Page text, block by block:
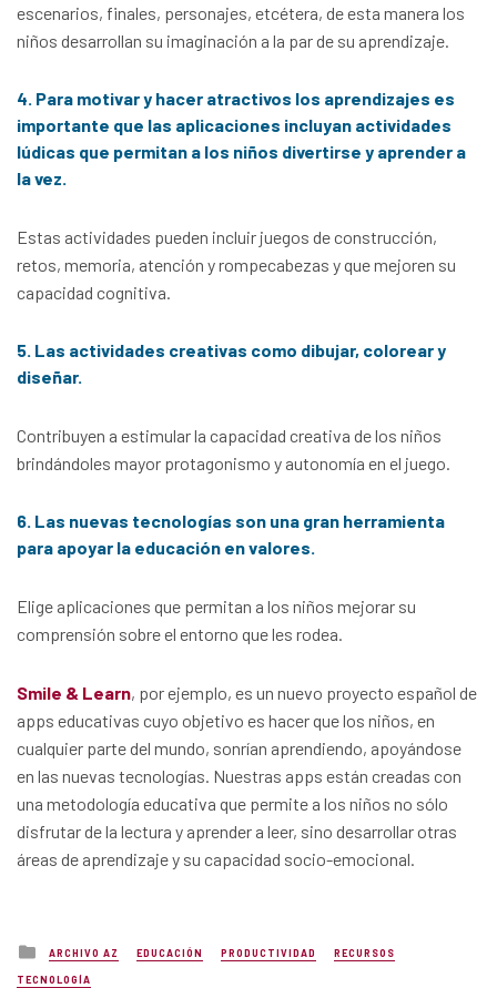
escenarios, finales, personajes, etcétera, de esta manera los
niños desarrollan su imaginación a la par de su aprendizaje.
4. Para motivar y hacer atractivos los aprendizajes es
importante que las aplicaciones incluyan actividades
lúdicas que permitan a los niños divertirse y aprender a
la vez.
Estas actividades pueden incluir juegos de construcción,
retos, memoria, atención y rompecabezas y que mejoren su
capacidad cognitiva.
5. Las actividades creativas como dibujar, colorear y
diseñar.
Contribuyen a estimular la capacidad creativa de los niños
brindándoles mayor protagonismo y autonomía en el juego.
6. Las nuevas tecnologías son una gran herramienta
para apoyar la educación en valores.
Elige aplicaciones que permitan a los niños mejorar su
comprensión sobre el entorno que les rodea.
Smile & Learn, por ejemplo, es un nuevo proyecto español de
apps educativas cuyo objetivo es hacer que los niños, en
cualquier parte del mundo, sonrían aprendiendo, apoyándose
en las nuevas tecnologías. Nuestras apps están creadas con
una metodología educativa que permite a los niños no sólo
disfrutar de la lectura y aprender a leer, sino desarrollar otras
áreas de aprendizaje y su capacidad socio-emocional.
Posted
in
ARCHIVO AZ EDUCACIÓN PRODUCTIVIDAD RECURSOS
TECNOLOGÍA